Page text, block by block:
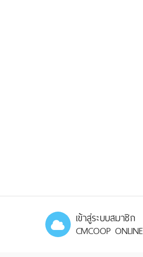
เข้าสู่ระบบสมาชิก
CMCOOP ONLINE